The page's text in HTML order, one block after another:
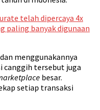
telah dipercaya 4x
paling banyak digunaan
menggunakannya
canggih tersebut juga
besar.
setiap transaksi